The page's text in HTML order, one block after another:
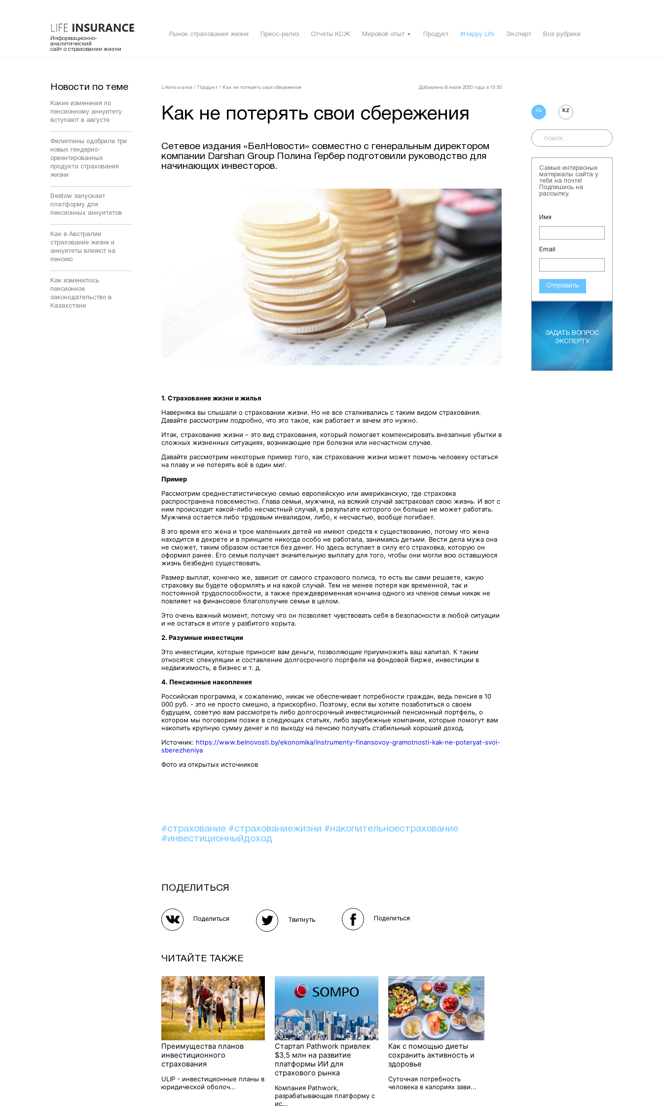
Информационно-
аналитический
сайт о страховании жизни
Рынок страхования жизни Пресс-релиз Отчеты КСЖ Мировой опыт ▼ Продукт #Happy Life Эксперт Все рубрики
Новости по теме
Какие изменения по
пенсионному аннуитету
вступают в августе
Филиппины одобрили три
новых гендерно-
ориентированных
продукта страхования
жизни
Bestow запускает
платформу для
пенсионных аннуитетов
Как в Австралии
страхование жизни и
аннуитеты влияют на
пенсию
Как изменилось
пенсионное
законодательство в
Казахстане
LifeInsurance / Продукт / Как не потерять свои сбережения Добавлено 8 июля 2020 года в 15:30
Как не потерять свои сбережения
Сетевое издания «БелНовости» совместно с генеральным директором
компании Darshan Group Полина Гербер подготовили руководство для
начинающих инвесторов.
1. Страхование жизни и жилья
Наверняка вы слышали о страховании жизни. Но не все сталкивались с таким видом страхования.
Давайте рассмотрим подробно, что это такое, как работает и зачем это нужно.
Итак, страхование жизни – это вид страхования, который помогает компенсировать внезапные убытки в
сложных жизненных ситуациях, возникающие при болезни или несчастном случае.
Давайте рассмотрим некоторые пример того, как страхование жизни может помочь человеку остаться
на плаву и не потерять всё в один миг.
Пример
Рассмотрим среднестатистическую семью европейскую или американскую, где страховка
распространена повсеместно. Глава семьи, мужчина, на всякий случай застраховал свою жизнь. И вот с
ним происходит какой-либо несчастный случай, в результате которого он больше не может работать.
Мужчина остается либо трудовым инвалидом, либо, к несчастью, вообще погибает.
В это время его жена и трое маленьких детей не имеют средств к существованию, потому что жена
находится в декрете и в принципе никогда особо не работала, занимаясь детьми. Вести дела мужа она
не сможет, таким образом остается без денег. Но здесь вступает в силу его страховка, которую он
оформил ранее. Его семья получает значительную выплату для того, чтобы они могли всю оставшуюся
жизнь безбедно существовать.
Размер выплат, конечно же, зависит от самого страхового полиса, то есть вы сами решаете, какую
страховку вы будете оформлять и на какой случай. Тем не менее потеря как временной, так и
постоянной трудоспособности, а также преждевременная кончина одного из членов семьи никак не
повлияет на финансовое благополучие семьи в целом.
Это очень важный момент, потому что он позволяет чувствовать себя в безопасности в любой ситуации
и не остаться в итоге у разбитого корыта.
2. Разумные инвестиции
Это инвестиции, которые приносят вам деньги, позволяющие приумножить ваш капитал. К таким
относятся: спекуляции и составление долгосрочного портфеля на фондовой бирже, инвестиции в
недвижимость, в бизнес и т. д.
4. Пенсионные накопления
Российская программа, к сожалению, никак не обеспечивает потребности граждан, ведь пенсия в 10
000 руб. - это не просто смешно, а прискорбно. Поэтому, если вы хотите позаботиться о своем
будущем, советую вам рассмотреть либо долгосрочный инвестиционный пенсионный портфель, о
котором мы поговорим позже в следующих статьях, либо зарубежные компании, которые помогут вам
накопить крупную сумму денег и по выходу на пенсию получать стабильный хороший доход.
Источник: https://www.belnovosti.by/ekonomika/instrumenty-finansovoy-gramotnosti-kak-ne-poteryat-svoi-
sberezheniya
Фото из открытых источников
#страхование #страхованиежизни #накопительноестрахование
#инвестиционныйдоход
ПОДЕЛИТЬСЯ
Поделиться Твитнуть Поделиться
ЧИТАЙТЕ ТАКЖЕ
Преимущества планов
инвестиционного
страхования
ULIP - инвестиционные планы в
юридической оболоч...
Стартап Pathwork привлек
$3,5 млн на развитие
платформы ИИ для
страхового рынка
Компания Pathwork,
разрабатывающая платформу с
ис...
Как с помощью диеты
сохранить активность и
здоровье
Суточная потребность
человека в калориях зави...
ru kz
Самые интересные
материалы сайта у
тебя на почте!
Подпишись на
рассылку.
Имя
Email
Отправить
ЗАДАТЬ ВОПРОС
ЭКСПЕРТУ